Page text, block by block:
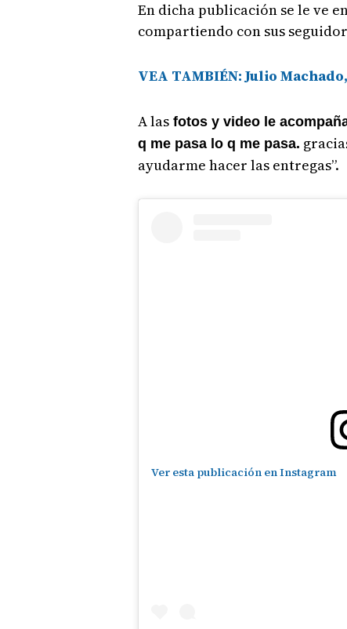
En dicha publicación se le ve
compartiendo con sus
VEA TAMBIÉN: Julio
A lasfotos y video le
q me pasa lo q me pasa.
ayudarme hacer las entregas”.
Ver esta publicación en Instagram